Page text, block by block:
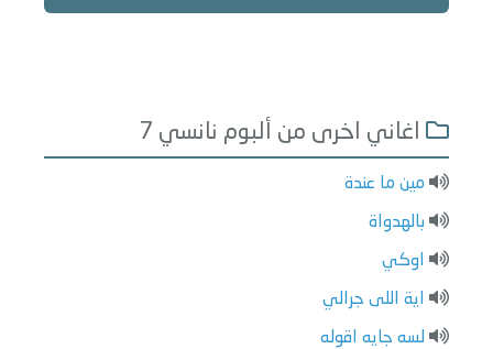
اغاني اخرى من ألبوم نانسي 7
مين ما عندة
بالهدواة
اوكي
اية اللى جرالي
لسه جايه اقوله